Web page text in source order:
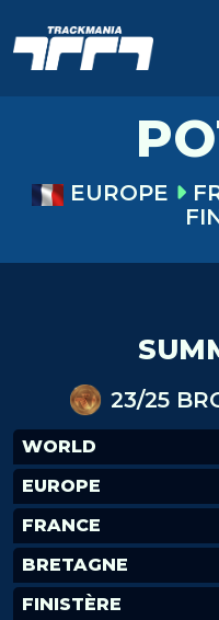
EUROPE
23/25
WORLD
EUROPE
FRANCE
BRETAGNE
FINISTÈRE